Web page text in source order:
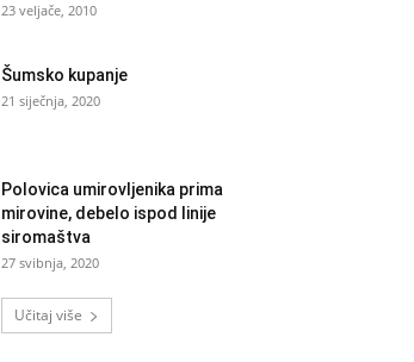
23 veljače, 2010
Šumsko kupanje
21 siječnja, 2020
Polovica umirovljenika prima
mirovine, debelo ispod linije
siromaštva
27 svibnja, 2020
Učitaj više